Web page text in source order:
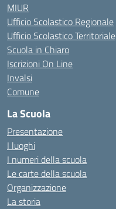
MIUR
Ufficio Scolastico Regionale
Ufficio Scolastico Territoriale
Scuola in Chiaro
Iscrizioni On Line
Invalsi
Comune
La Scuola
Presentazione
I luoghi
I numeri della scuola
Le carte della scuola
Organizzazione
La storia